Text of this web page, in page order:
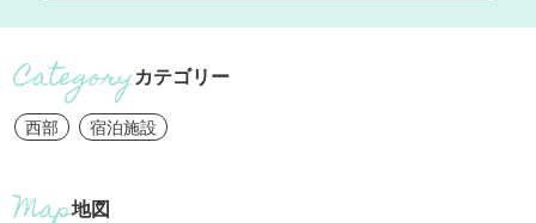
カテゴリー
西部 宿泊施設
地図